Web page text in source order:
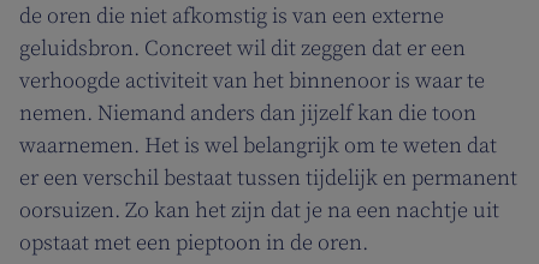
de oren die niet afkomstig is van een externe
geluidsbron. Concreet wil dit zeggen dat er een
verhoogde activiteit van het binnenoor is waar te
nemen. Niemand anders dan jijzelf kan die toon
waarnemen. Het is wel belangrijk om te weten dat
er een verschil bestaat tussen tijdelijk en permanent
oorsuizen. Zo kan het zijn dat je na een nachtje uit
opstaat met een pieptoon in de oren.